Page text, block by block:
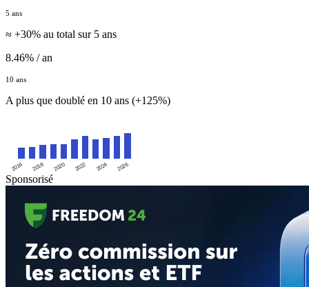
5 ans
≈ +30% au total sur 5 ans
8.46% / an
10 ans
A plus que doublé en 10 ans (+125%)
2016 2018 2020 2022 2024 2026
Sponsorisé